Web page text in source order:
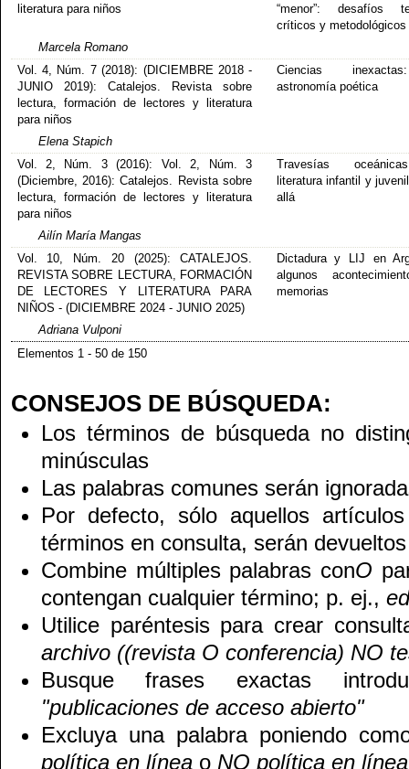
literatura para niños
“menor”: desafíos
críticos y metodológicos
Marcela Romano
Vol. 4, Núm. 7 (2018): (DICIEMBRE 2018 -
JUNIO 2019): Catalejos. Revista sobre
lectura, formación de lectores y literatura
para niños
Ciencias
astronomía poética
Elena Stapich
Vol. 2, Núm. 3 (2016): Vol. 2, Núm. 3
(Diciembre, 2016): Catalejos. Revista sobre
lectura, formación de lectores y literatura
para niños
Travesías
literatura infantil y
allá
Ailín María Mangas
Vol. 10, Núm. 20 (2025): CATALEJOS.
REVISTA SOBRE LECTURA, FORMACIÓN
DE LECTORES Y LITERATURA PARA
NIÑOS - (DICIEMBRE 2024 - JUNIO 2025)
Dictadura y LIJ en
algunos
memorias
Adriana Vulponi
Elementos 1 - 50 de 150
CONSEJOS DE BÚSQUEDA:
Los términos de búsqueda no
minúsculas
Las palabras comunes serán
Por defecto, sólo aquellos
términos en consulta, serán
Combine múltiples palabras conO
contengan cualquier término; p. ej.,
Utilice paréntesis para crear
archivo ((revista O conferencia) NO
Busque frases exactas
"publicaciones de acceso abierto"
Excluya una palabra poniendo
política en líneao NO política en línea